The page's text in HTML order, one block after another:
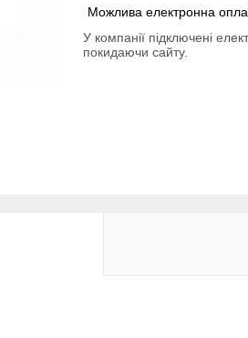
У компанії підключені
покидаючи сайту.